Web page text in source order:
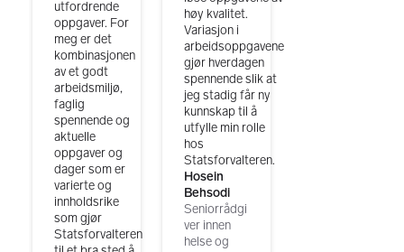
utfordrende
oppgaver. For
meg er det
kombinasjonen
av et godt
arbeidsmiljø,
faglig
spennende og
aktuelle
oppgaver og
dager som er
varierte og
innholdsrike
som gjør
Statsforvalteren
høy kvalitet.
Variasjon i
arbeidsoppgavene
gjør hverdagen
spennende slik at
jeg stadig får ny
kunnskap til å
utfylle min rolle
hos
Statsforvalteren.
Hosein
Behsodi
Seniorrådgi
ver innen
helse og